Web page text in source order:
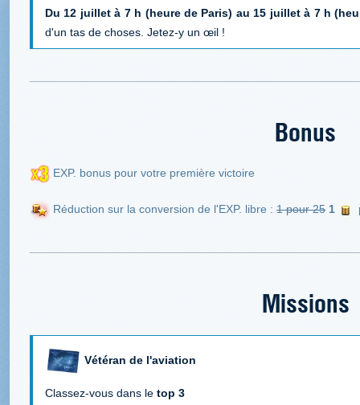
Du 12 juillet à 7 h (heure de Paris) au 15 juillet à 7 h
d'un tas de choses. Jetez-y un œil !
Bonus
EXP. bonus pour votre première victoire
Réduction sur la conversion de l'EXP. libre : 1 pour 25 1
Missions
Vétéran de l'aviation
Classez-vous dans le top 3